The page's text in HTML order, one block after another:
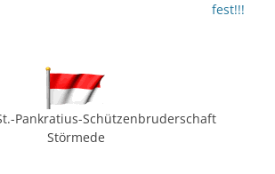
fest!!!
Pankratius-Schützenbruderschaft
Störmede